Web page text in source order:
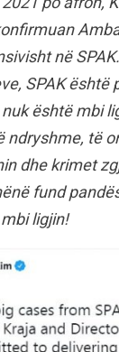
në
SPAK është
është mbi
ndryshme, të
dhe krimet
fund
ligjin!